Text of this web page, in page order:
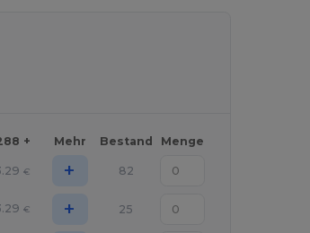
+ Mehr Bestand Menge
€ + 82
€ + 25